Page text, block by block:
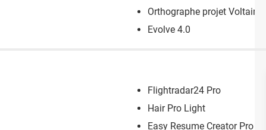
Orthographe projet Voltaire
Evolve 4.0
Flightradar24 Pro
Hair Pro Light
Easy Resume Creator Pro